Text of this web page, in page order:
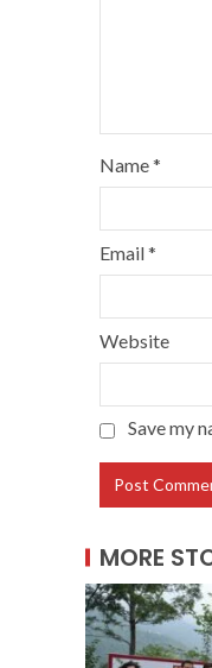
Name*
Email*
Website
Save my
MORE